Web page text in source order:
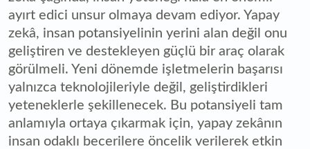
ayırt edici unsur olmaya devam ediyor. Yapay
zekâ, insan potansiyelinin yerini alan değil onu
geliştiren ve destekleyen güçlü bir araç olarak
görülmeli. Yeni dönemde işletmelerin başarısı
yalnızca teknolojileriyle değil, geliştirdikleri
yeteneklerle şekillenecek. Bu potansiyeli tam
anlamıyla ortaya çıkarmak için, yapay zekânın
insan odaklı becerilere öncelik verilerek etkin